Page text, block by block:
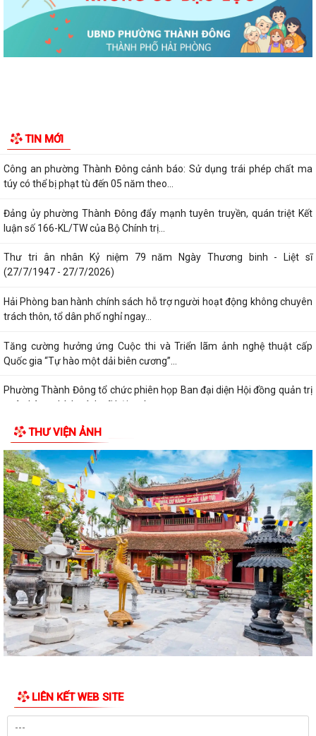
TIN MỚI
quyết số 27-NQ/TW về xây dựng và...
Phường Thành Đông tăng cương phân loại chất thải rắn sinh hoạt tại
nguồn: Hành động nhỏ, ý nghĩa...
cứu, học tập, quán triệt và triển...
Công an phường Thành Đông cảnh báo: Sử dụng trái phép chất ma
túy có thể bị phạt tù đến 05 năm theo...
Đảng ủy phường Thành Đông đẩy mạnh tuyên truyền, quán triệt Kết
luận số 166-KL/TW của Bộ Chính trị...
Thư tri ân nhân Kỷ niệm 79 năm Ngày Thương binh - Liệt sĩ
(27/7/1947 - 27/7/2026)
Hải Phòng ban hành chính sách hỗ trợ người hoạt động không chuyên
trách thôn, tổ dân phố nghỉ ngay...
Tăng cường hưởng ứng Cuộc thi và Triển lãm ảnh nghệ thuật cấp
Quốc gia “Tự hào một dải biên cương”...
Phường Thành Đông tổ chức phiên họp Ban đại diện Hội đồng quản trị
ngân hàng chính sách xã hội quý...
Hơn 1.600 đoàn viên, người lao động trên địa bàn phường Thành Đông
tham gia bữa cơm công đoàn
Đảng ủy phường Thành Đông tổ chức lớp bồi dưỡng Lý luận chính trị
hè năm 2026 cho đội ngũ giáo viên
Phường Thành Đông tri ân Người có công
Công an phường Thành Đông dâng hương tại Di tích Nhà tù Hải Dương
nhân kỷ niệm 79 năm Ngày Thương...
Phường Thành Đông tri ân các gia đình chính sách nhân dịp 27/7
Phường Thành Đông tổ chức chương trình "Bữa cơm công đoàn"
chăm lo cho đoàn viện, người lao động
Phường Thành Đông long trọng tổ chức Lễ thắp nến tri ân các anh
hùng liệt sĩ
THƯ VIỆN ẢNH
LIÊN KẾT WEB SITE